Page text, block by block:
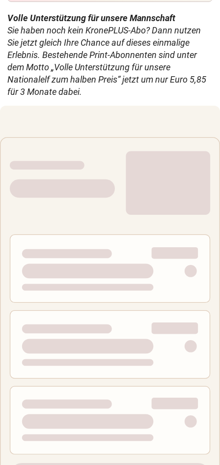
Volle Unterstützung für unsere Mannschaft
Sie haben noch kein KronePLUS-Abo? Dann nutzen
Sie jetzt gleich Ihre Chance auf dieses einmalige
Erlebnis. Bestehende Print-Abonnenten sind unter
dem Motto „Volle Unterstützung für unsere
Nationalelf zum halben Preis“ jetzt um nur Euro 5,85
für 3 Monate dabei.